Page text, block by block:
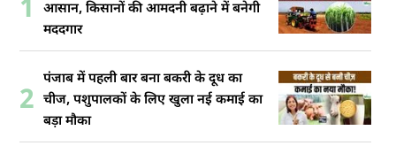
1
आसान, किसानों की आमदनी बढ़ाने में बनेगी
मददगार
2
पंजाब में पहली बार बना बकरी के दूध का
चीज, पशुपालकों के लिए खुला नई कमाई का
बड़ा मौका